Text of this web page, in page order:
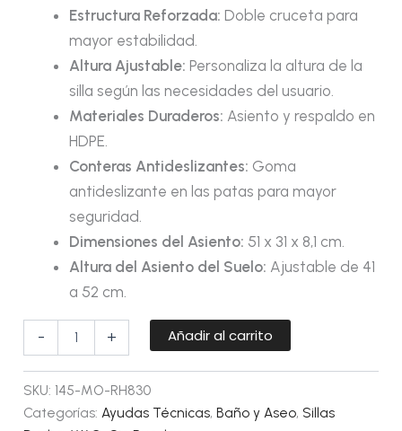
Estructura Reforzada: Doble cruceta para
mayor estabilidad.
Altura Ajustable: Personaliza la altura de la
silla según las necesidades del usuario.
Materiales Duraderos: Asiento y respaldo en
HDPE.
Conteras Antideslizantes: Goma
antideslizante en las patas para mayor
seguridad.
Dimensiones del Asiento: 51 x 31 x 8,1 cm.
Altura del Asiento del Suelo: Ajustable de 41
a 52 cm.
- + Añadir al carrito
SKU: 145-MO-RH830
Categorías: Ayudas Técnicas,Baño y Aseo, Sillas